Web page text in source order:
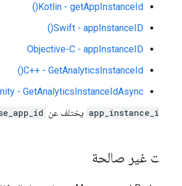
‫Kotlin - getAppInstanceId()
‫Swift - appInstanceID()
‫Objective-C - appInstanceID
‫C++ - GetAnalyticsInstanceId()
- GetAnalyticsInstanceIdAsync()
app_instance_id يختلف عن
معرّفات غير صالحة